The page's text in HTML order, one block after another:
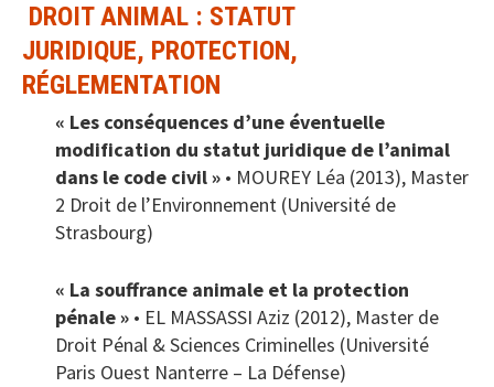
DROIT ANIMAL : STATUT
JURIDIQUE, PROTECTION,
RÉGLEMENTATION
« Les conséquences d’une éventuelle
modification du statut juridique de l’animal
dans le code civil » • MOUREY Léa (2013), Master
2 Droit de l’Environnement (Université de
Strasbourg)
« La souffrance animale et la protection
pénale » • EL MASSASSI Aziz (2012), Master de
Droit Pénal & Sciences Criminelles (Université
Paris Ouest Nanterre – La Défense)